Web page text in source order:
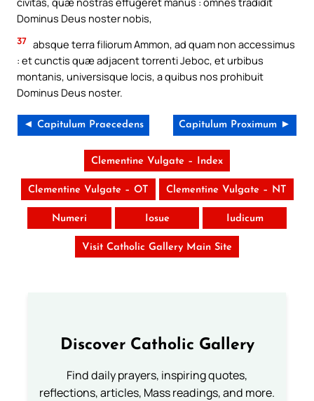
Dominus Deus noster nobis,
37 absque terra filiorum Ammon, ad quam non accessimus
: et cunctis quæ adjacent torrenti Jeboc, et urbibus
montanis, universisque locis, a quibus nos prohibuit
Dominus Deus noster.
◄ Capitulum Praecedens Capitulum Proximum ►
Clementine Vulgate – Index
Clementine Vulgate – OT Clementine Vulgate – NT
Numeri Iosue Iudicum
Visit Catholic Gallery Main Site
Discover Catholic Gallery
Find daily prayers, inspiring quotes,
reflections, articles, Mass readings, and more.